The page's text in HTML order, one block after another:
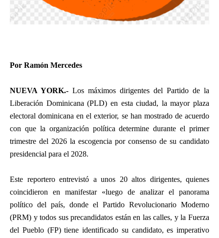
Por Ramón Mercedes
NUEVA YORK.- Los máximos dirigentes del Partido de la
Liberación Dominicana (PLD) en esta ciudad, la mayor plaza
electoral dominicana en el exterior, se han mostrado de acuerdo
con que la organización política determine durante el primer
trimestre del 2026 la escogencia por consenso de su candidato
presidencial para el 2028.
Este reportero entrevistó a unos 20 altos dirigentes, quienes
coincidieron en manifestar «luego de analizar el panorama
político del país, donde el Partido Revolucionario Moderno
(PRM) y todos sus precandidatos están en las calles, y la Fuerza
del Pueblo (FP) tiene identificado su candidato, es imperativo